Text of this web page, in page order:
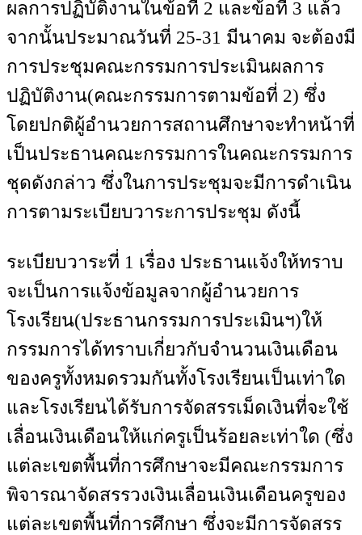
ผลการปฏิบัติงานในข้อที่ 2 และข้อที่ 3 แล้ว
จากนั้นประมาณวันที่ 25-31 มีนาคม จะต้องมี
การประชุมคณะกรรมการประเมินผลการ
ปฏิบัติงาน(คณะกรรมการตามข้อที่ 2) ซึ่ง
โดยปกติผู้อำนวยการสถานศึกษาจะทำหน้าที่
เป็นประธานคณะกรรมการในคณะกรรมการ
ชุดดังกล่าว ซึ่งในการประชุมจะมีการดำเนิน
การตามระเบียบวาระการประชุม ดังนี้
ระเบียบวาระที่ 1 เรื่อง ประธานแจ้งให้ทราบ
จะเป็นการแจ้งข้อมูลจากผู้อำนวยการ
โรงเรียน(ประธานกรรมการประเมินฯ)ให้
กรรมการได้ทราบเกี่ยวกับจำนวนเงินเดือน
ของครูทั้งหมดรวมกันทั้งโรงเรียนเป็นเท่าใด
และโรงเรียนได้รับการจัดสรรเม็ดเงินที่จะใช้
เลื่อนเงินเดือนให้แก่ครูเป็นร้อยละเท่าใด (ซึ่ง
แต่ละเขตพื้นที่การศึกษาจะมีคณะกรรมการ
พิจารณาจัดสรรวงเงินเลื่อนเงินเดือนครูของ
แต่ละเขตพื้นที่การศึกษา ซึ่งจะมีการจัดสรร